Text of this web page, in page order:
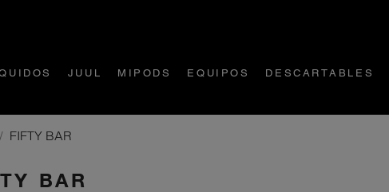
JUUL MIPODS EQUIPOS DESCARTABLES
FIFTY BAR
BAR